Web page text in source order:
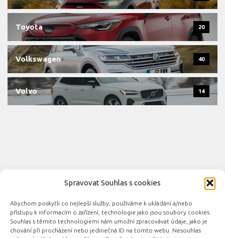
Spravovat Souhlas s cookies
Abychom poskytli co nejlepší služby, používáme k ukládání a/nebo
přístupu k informacím o zařízení, technologie jako jsou soubory cookies.
Souhlas s těmito technologiemi nám umožní zpracovávat údaje, jako je
chování při procházení nebo jedinečná ID na tomto webu. Nesouhlas
Toyota 20
Volkswagen 40
Volvo 14
Novinky automobilového průmyslu © 2026. Všechna práva
vyhrazena.
Podporováno - Designed with the